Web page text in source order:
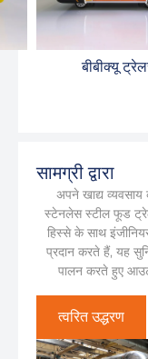
एलसीई क्रीम
सामग्री द्वारा
अपने खाद्य व्यवसाय
स्टेनलेस स्टील फूड
हिस्से के साथ
प्रदान करते हैं, यह
पालन करते हुए
त्वरित उद्धरण